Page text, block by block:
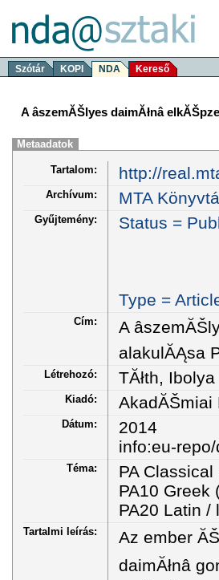
Szótár KOPI NDA Kereső
A âszemĂŠlyes daimĂłnâ
Metaadatok
Tartalom: http://
Archívum: MTA
Gyűjtemény: Status =
Type =
Cím:
A
alakulĂĄsa
Létrehozó: TĂłth, Ibolya
Kiadó: AkadĂŠmiai
Dátum:
2014
info:eu-
Téma:
PA
PA10 Greek
PA20 Latin /
Tartalmi leírás:
Az ember
daimĂłnâ